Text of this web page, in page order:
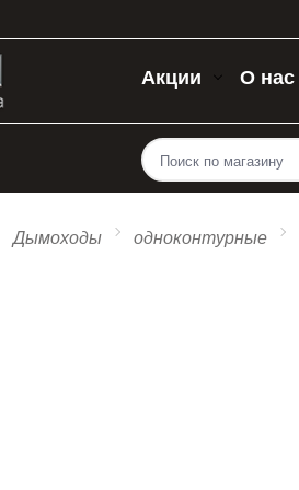
Акции О нас
Дымоходы одноконтурные